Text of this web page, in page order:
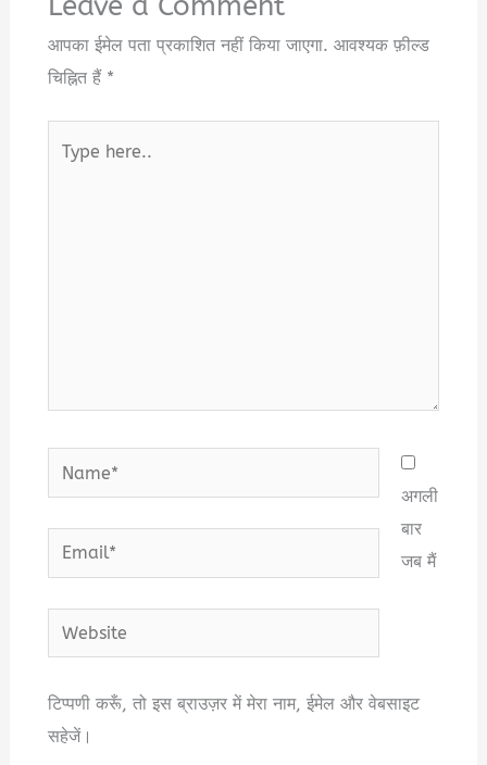
आपका ईमेल पता प्रकाशित नहीं किया जाएगा. आवश्यक फ़ील्ड
चिह्नित हैं *
here..
Name*
Email*
Website
अगली
बार
जब मैं
टिप्पणी करूँ, तो इस ब्राउज़र में मेरा नाम, ईमेल और वेबसाइट
सहेजें।